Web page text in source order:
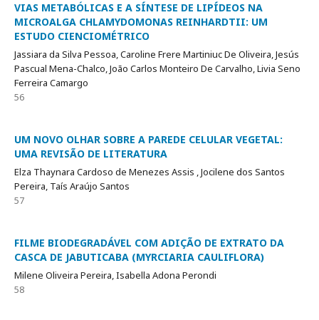
VIAS METABÓLICAS E A SÍNTESE DE LIPÍDEOS NA
MICROALGA CHLAMYDOMONAS REINHARDTII: UM
ESTUDO CIENCIOMÉTRICO
Jassiara da Silva Pessoa, Caroline Frere Martiniuc De Oliveira, Jesús
Pascual Mena-Chalco, João Carlos Monteiro De Carvalho, Livia Seno
Ferreira Camargo
56
UM NOVO OLHAR SOBRE A PAREDE CELULAR VEGETAL:
UMA REVISÃO DE LITERATURA
Elza Thaynara Cardoso de Menezes Assis , Jocilene dos Santos
Pereira, Taís Araújo Santos
57
FILME BIODEGRADÁVEL COM ADIÇÃO DE EXTRATO DA
CASCA DE JABUTICABA (MYRCIARIA CAULIFLORA)
Milene Oliveira Pereira, Isabella Adona Perondi
58